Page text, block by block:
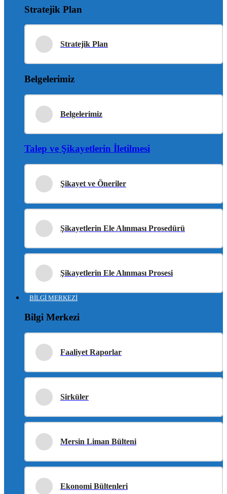
Stratejik Plan
Stratejik Plan
Belgelerimiz
Belgelerimiz
Talep ve Şikayetlerin İletilmesi
Şikayet ve Öneriler
Şikayetlerin Ele Alınması Prosedürü
Şikayetlerin Ele Alınması Prosesi
BİLGİ MERKEZİ
Bilgi Merkezi
Faaliyet Raporlar
Sirküler
Mersin Liman Bülteni
Ekonomi Bültenleri